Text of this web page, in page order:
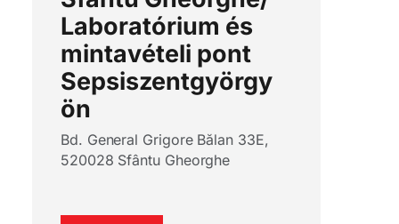
Laboratórium és
mintavételi pont
Sepsiszentgyörgy
ön
Bd. General Grigore Bălan 33E,
520028 Sfântu Gheorghe